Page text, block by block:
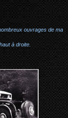
ouvrages de ma
à droite.